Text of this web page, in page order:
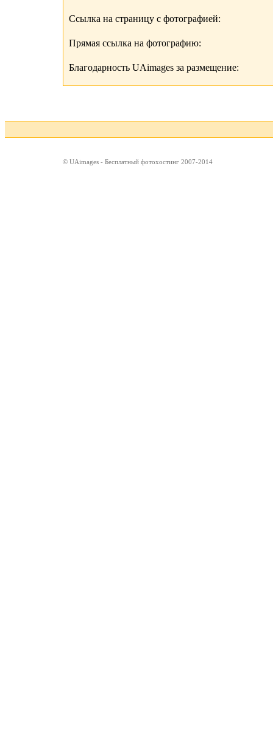
Ссылка на страницу с фотографией:
Прямая ссылка на фотографию:
Благодарность UAimages за размещение:
© UAimages - Бесплатный фотохостинг 2007-2014